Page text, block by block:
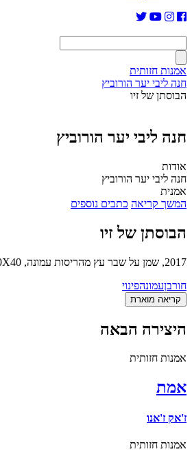
אמנות חזותית
חנה ליבי יער הורוביץ
הבוסתן של זיו
חנה ליבי יער הורוביץ
אודות
חנה ליבי יער הורוביץ
אמנית
המשך קריאה כתבים נוספים
הבוסתן של זיו
2017, שמן על שבר עץ מהריסות עמונה, 60X40
חורבןעמונהפינוי
קריאה מוארת
היצירה הבאה
אמנות חזותית
אמת
ז'אק ז'אנו
אמנות חזותית